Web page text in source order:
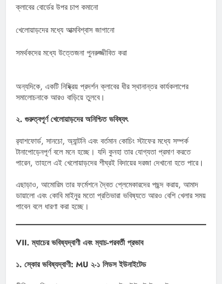
ক্লাবের বোর্ডের উপর চাপ কমানো
খেলোয়াড়দের মধ্যে আত্মবিশ্বাস জাগানো
সমর্থকদের মধ্যে উত্তেজনা পুনরুজ্জীবিত করা
অন্যদিকে, একটি নিষ্ক্রিয় প্রদর্শন ক্লাবের ধীর স্থানান্তর কার্যকলাপের
সমালোচনাকে আরও বাড়িয়ে তুলবে।
২. গুরুত্বপূর্ণ খেলোয়াড়দের অনিশ্চিত ভবিষ্যৎ
র‍্যাশফোর্ড, সানচো, অ্যান্টনি এবং বর্তমান কোচিং স্টাফের মধ্যে সম্পর্ক
টানাপোড়েনপূর্ণ বলে মনে হচ্ছে। যদি কুনহা তার যোগ্যতা প্রমাণ করতে
পারেন, তাহলে এই খেলোয়াড়দের শীঘ্রই বিদায়ের দরজা দেখানো হতে পারে।
এছাড়াও, আমোরিম তার ফর্মেশনে দ্বৈত প্লেমেকারদের পছন্দ করায়, আমাদ
ডায়ালো এবং কোবি মাইনুর মতো প্রতিভারা ভবিষ্যতে আরও বেশি খেলার সময়
পাবেন বলে ধারণা করা হচ্ছে।
VII. ম্যাচের ভবিষ্যদ্বাণী এবং ম্যাচ-পরবর্তী প্রভাব
১. স্কোর ভবিষ্যদ্বাণী: MU ২-১ লিডস ইউনাইটেড